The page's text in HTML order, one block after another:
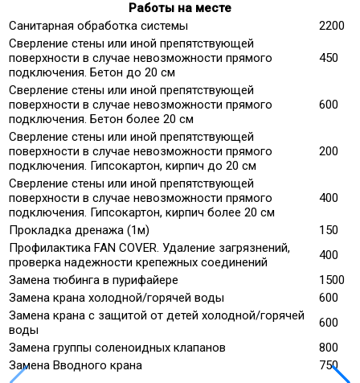
Работы на месте
Санитарная обработка системы
2200
Сверление стены или иной препятствующей
поверхности в случае невозможности прямого
подключения. Бетон до 20 см
450
Сверление стены или иной препятствующей
поверхности в случае невозможности прямого
подключения. Бетон более 20 см
600
Сверление стены или иной препятствующей
поверхности в случае невозможности прямого
подключения. Гипсокартон, кирпич до 20 см
200
Сверление стены или иной препятствующей
поверхности в случае невозможности прямого
подключения. Гипсокартон, кирпич более 20 см
400
Прокладка дренажа (1м)
150
Профилактика FAN COVER. Удаление загрязнений,
проверка надежности крепежных соединений
400
Замена тюбинга в пурифайере
1500
Замена крана холодной/горячей воды
600
Замена крана с защитой от детей холодной/горячей
воды
600
Замена группы соленоидных клапанов
800
Замена Вводного крана
750